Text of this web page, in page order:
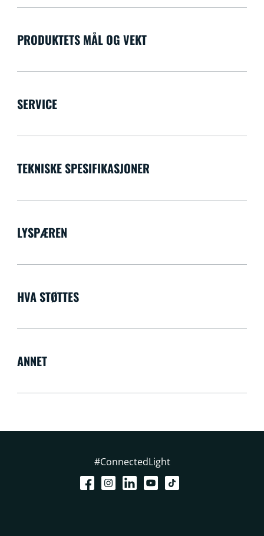
PRODUKTETS MÅL OG VEKT
SERVICE
TEKNISKE SPESIFIKASJONER
LYSPÆREN
HVA STØTTES
ANNET
#ConnectedLight